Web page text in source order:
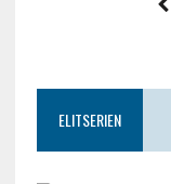
ELITSERIEN